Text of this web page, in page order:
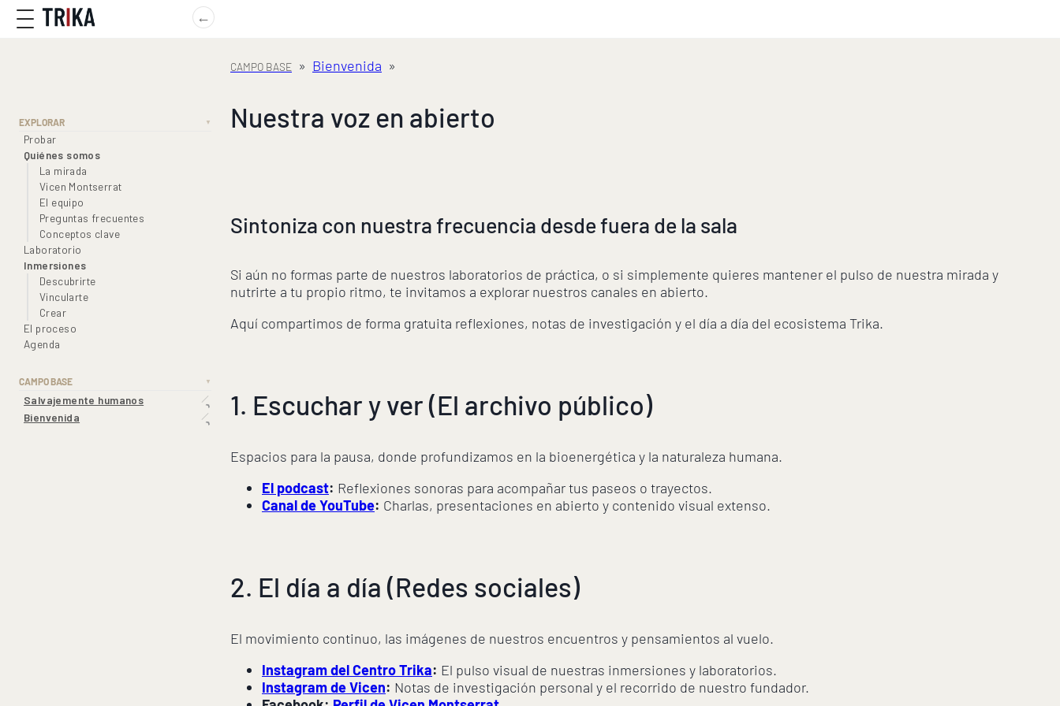
EXPLORAR ▼
Probar
Quiénes somos
La mirada
Vicen Montserrat
El equipo
Preguntas frecuentes
Conceptos clave
Laboratorio
Inmersiones
Descubrirte
Vincularte
Crear
El proceso
Agenda
CAMPO BASE ▼
Salvajemente humanos
Bienvenida
» Bienvenida »
Nuestra voz en abierto
Sintoniza con nuestra frecuencia desde fuera de la sala
Si aún no formas parte de nuestros laboratorios de práctica, o si simplemente quieres mantener el pulso de nuestra mirada y
nutrirte a tu propio ritmo, te invitamos a explorar nuestros canales en abierto.
Aquí compartimos de forma gratuita reflexiones, notas de investigación y el día a día del ecosistema Trika.
1. Escuchar y ver (El archivo público)
Espacios para la pausa, donde profundizamos en la bioenergética y la naturaleza humana.
El podcast: Reflexiones sonoras para acompañar tus paseos o trayectos.
Canal de YouTube: Charlas, presentaciones en abierto y contenido visual extenso.
2. El día a día (Redes sociales)
El movimiento continuo, las imágenes de nuestros encuentros y pensamientos al vuelo.
Instagram del Centro Trika: El pulso visual de nuestras inmersiones y laboratorios.
Instagram de Vicen: Notas de investigación personal y el recorrido de nuestro fundador.
←